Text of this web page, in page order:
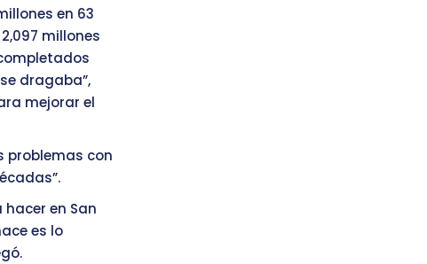
en 63
millones
dragaba”,
mejorar el
problemas con
en San
es lo